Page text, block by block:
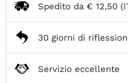
Spedito da € 12,50
30 giorni di
Servizio eccellente